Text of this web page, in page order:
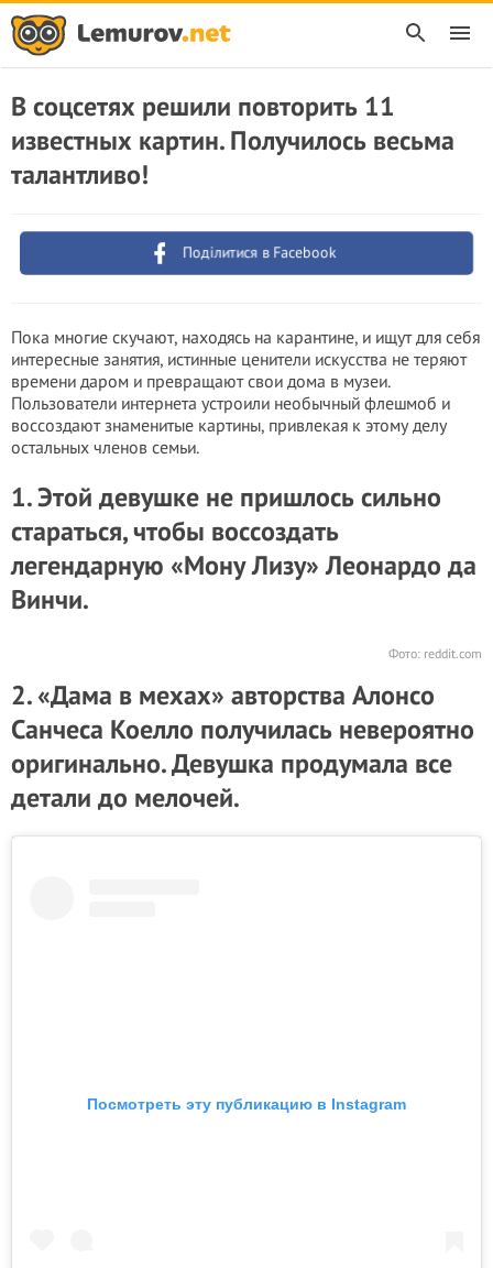
В соцсетях решили повторить 11
известных картин. Получилось весьма
талантливо!
Поділитися в Facebook
Пока многие скучают, находясь на карантине, и ищут для себя
интересные занятия, истинные ценители искусства не теряют
времени даром и превращают свои дома в музеи.
Пользователи интернета устроили необычный флешмоб и
воссоздают знаменитые картины, привлекая к этому делу
остальных членов семьи.
1. Этой девушке не пришлось сильно
стараться, чтобы воссоздать
легендарную «Мону Лизу» Леонардо да
Винчи.
Фото: reddit.com
2. «Дама в мехах» авторства Алонсо
Санчеса Коелло получилась невероятно
оригинально. Девушка продумала все
детали до мелочей.
Посмотреть эту публикацию в Instagram